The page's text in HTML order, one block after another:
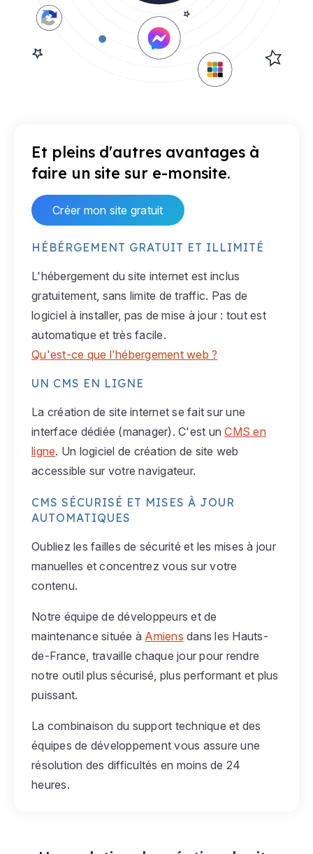
Et pleins d'autres avantages à
faire un site sur e-monsite.
Créer mon site gratuit
HÉBÉRGEMENT GRATUIT ET ILLIMITÉ
L'hébergement du site internet est inclus
gratuitement, sans limite de traffic. Pas de
logiciel à installer, pas de mise à jour : tout est
automatique et très facile.
Qu'est-ce que l'hébergement web ?
UN CMS EN LIGNE
La création de site internet se fait sur une
interface dédiée (manager). C'est unCMS en
ligne. Un logiciel de création de site web
accessible sur votre navigateur.
CMS SÉCURISÉ ET MISES À JOUR
AUTOMATIQUES
Oubliez les failles de sécurité et les mises à jour
manuelles et concentrez vous sur votre
contenu.
Notre équipe de développeurs et de
maintenance située à Amiens dans les Hauts-
de-France, travaille chaque jour pour rendre
notre outil plus sécurisé, plus performant et plus
puissant.
La combinaison du support technique et des
équipes de développement vous assure une
résolution des difficultés en moins de 24
heures.